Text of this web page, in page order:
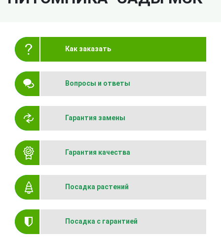
Как заказать
Вопросы и ответы
Гарантия замены
Гарантия качества
Посадка растений
Посадка с гарантией